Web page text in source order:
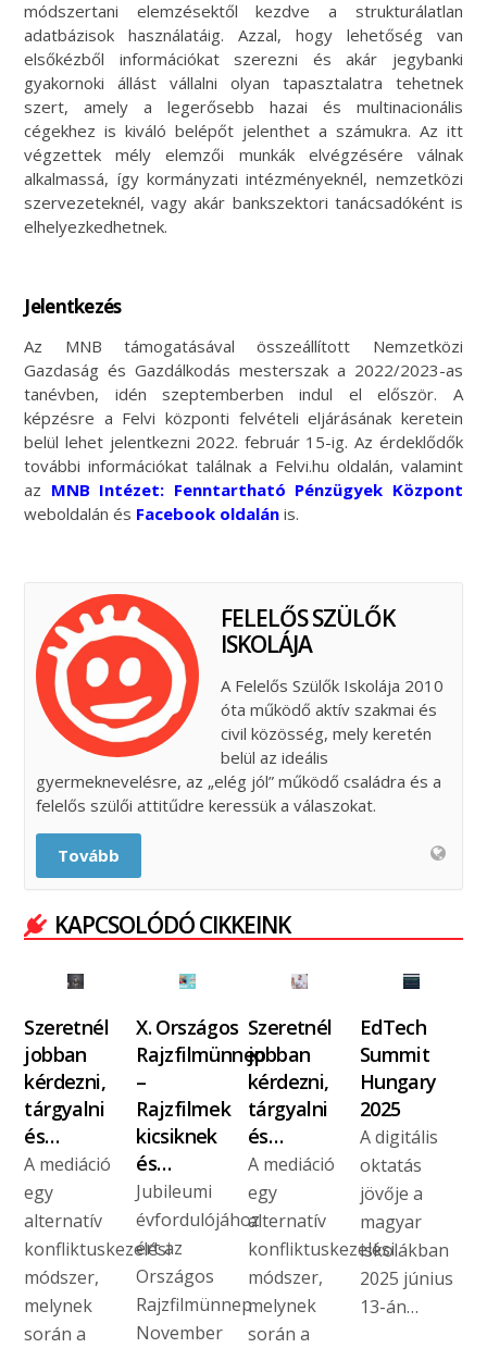
módszertani elemzésektől kezdve a strukturálatlan
adatbázisok használatáig. Azzal, hogy lehetőség van
elsőkézből információkat szerezni és akár jegybanki
gyakornoki állást vállalni olyan tapasztalatra tehetnek
szert, amely a legerősebb hazai és multinacionális
cégekhez is kiváló belépőt jelenthet a számukra. Az itt
végzettek mély elemzői munkák elvégzésére válnak
alkalmassá, így kormányzati intézményeknél, nemzetközi
szervezeteknél, vagy akár bankszektori tanácsadóként is
elhelyezkedhetnek.
Jelentkezés
Az MNB támogatásával összeállított Nemzetközi
Gazdaság és Gazdálkodás mesterszak a 2022/2023-as
tanévben, idén szeptemberben indul el először. A
képzésre a Felvi központi felvételi eljárásának keretein
belül lehet jelentkezni 2022. február 15-ig. Az érdeklődők
további információkat találnak a Felvi.hu oldalán, valamint
az MNB Intézet: Fenntartható Pénzügyek Központ
weboldalán és Facebook oldalán is.
FELELŐS SZÜLŐK
ISKOLÁJA
A Felelős Szülők Iskolája 2010
óta működő aktív szakmai és
civil közösség, mely keretén
belül az ideális
gyermeknevelésre, az „elég jól” működő családra és a
felelős szülői attitűdre keressük a válaszokat.
Tovább
KAPCSOLÓDÓ CIKKEINK
Szeretnél
jobban
kérdezni,
tárgyalni
és…
A mediáció
egy
alternatív
konfliktuskezelési
módszer,
melynek
során a
X. Országos
Rajzfilmünnep
–
Rajzfilmek
kicsiknek
és…
Jubileumi
évfordulójához
ért az
Országos
Rajzfilmünnep
November
Szeretnél
jobban
kérdezni,
tárgyalni
és…
A mediáció
egy
alternatív
konfliktuskezelési
módszer,
melynek
során a
EdTech
Summit
Hungary
2025
A digitális
oktatás
jövője a
magyar
iskolákban
2025 június
13-án…